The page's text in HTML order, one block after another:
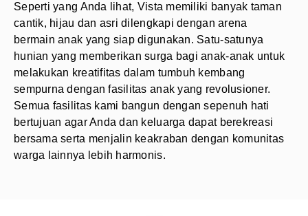
Seperti yang Anda lihat, Vista memiliki banyak taman
cantik, hijau dan asri dilengkapi dengan arena
bermain anak yang siap digunakan. Satu-satunya
hunian yang memberikan surga bagi anak-anak untuk
melakukan kreatifitas dalam tumbuh kembang
sempurna dengan fasilitas anak yang revolusioner.
Semua fasilitas kami bangun dengan sepenuh hati
bertujuan agar Anda dan keluarga dapat berekreasi
bersama serta menjalin keakraban dengan komunitas
warga lainnya lebih harmonis.